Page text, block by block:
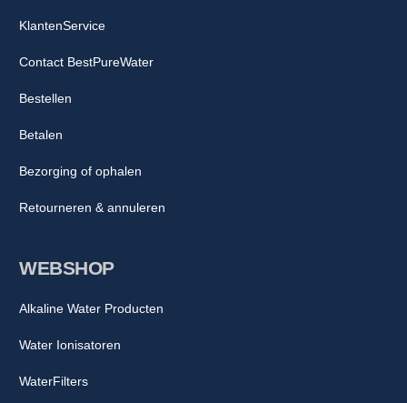
WEBSHOP
Alkaline Water Producten
Water Ionisatoren
WaterFilters
KlantenService
Contact BestPureWater
Bestellen
Betalen
Bezorging of ophalen
Retourneren & annuleren